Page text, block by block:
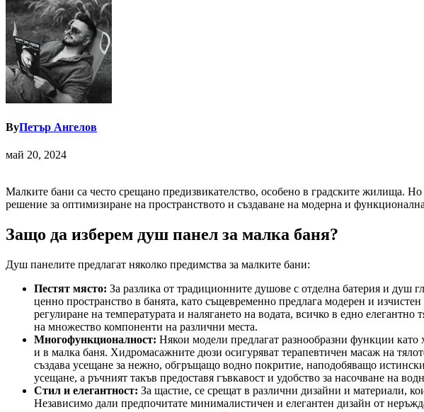
ByПетър Ангелов
май 20, 2024
Малките бани са често срещано предизвикателство, особено в градските жилища.
решение за оптимизиране на пространството и създаване на модерна и
Защо да изберем душ панел за малка баня?
Душ панелите предлагат няколко предимства за малките бани:
Пестят място: За разлика от традиционните душове с отделна батерия и душ
ценно пространство в банята, като същевременно предлага модерен и
регулиране на температурата и налягането на водата, всичко в едно
на множество компоненти на различни места.
Многофункционалност: Някои модели предлагат разнообразни функции
и в малка баня. Хидромасажните дюзи осигуряват терапевтичен масаж на
създава усещане за нежно, обгръщащо водно покритие, наподобяващо
усещане, а ръчният такъв предоставя гъвкавост и удобство за насочване на
Стил и елегантност: За щастие, се срещат в различни дизайни и материали,
Независимо дали предпочитате минималистичен и елегантен дизайн от